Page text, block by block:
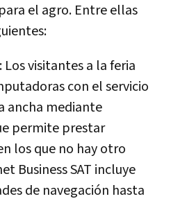
el agro. Entre ellas
: Los visitantes a la feria
con el servicio
ancha mediante
permite prestar
los que no hay otro
Business SAT incluye
de navegación hasta